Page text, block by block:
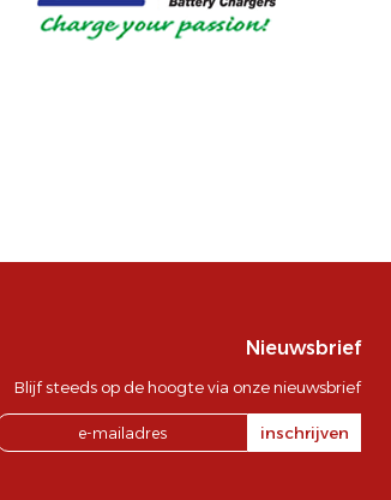
Nieuwsbrief
Blijf steeds op de hoogte via onze nieuwsbrief
inschrijven